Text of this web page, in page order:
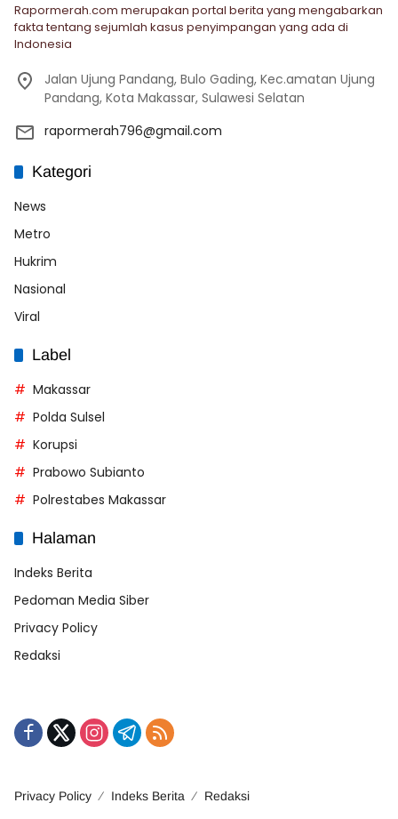
Rapormerah.com merupakan portal berita yang mengabarkan
fakta tentang sejumlah kasus penyimpangan yang ada di
Indonesia
Jalan Ujung Pandang, Bulo Gading, Kec.amatan Ujung
Pandang, Kota Makassar, Sulawesi Selatan
rapormerah796@gmail.com
Kategori
News
Metro
Hukrim
Nasional
Viral
Label
Makassar
Polda Sulsel
Korupsi
Prabowo Subianto
Polrestabes Makassar
Halaman
Indeks Berita
Pedoman Media Siber
Privacy Policy
Redaksi
Privacy Policy Indeks Berita Redaksi